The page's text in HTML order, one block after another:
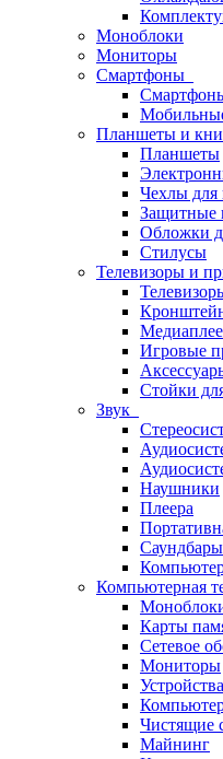
Моноблоки
Мониторы
Смартфоны
Планшеты и
Планшеты
Чехлы для
Защитные
Обложки
Стилусы
Телевизоры и
Игровые
Стойки
Звук
Наушники
Плеера
Саундбары
Компьютерная
Карты
Сетевое
Мониторы
Чистящие
Майнинг